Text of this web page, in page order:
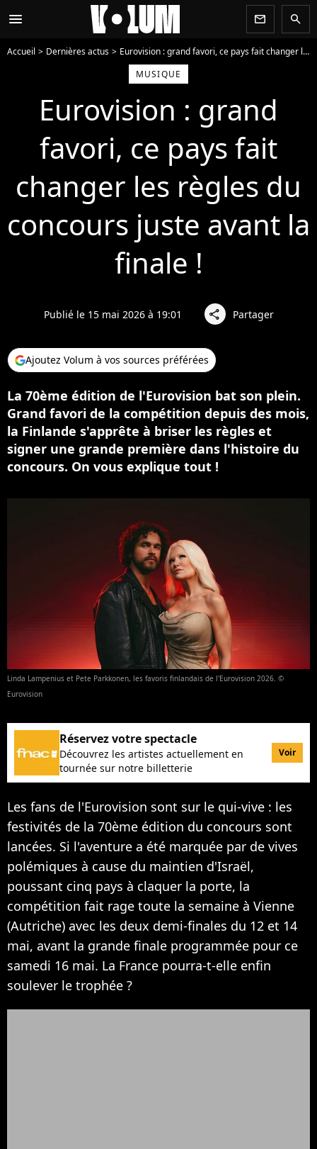
menu newsletter search
Accueil Dernières actus
Eurovision : grand favori, ce pays fait changer les règles du concours juste avant la finale !
MUSIQUE
Eurovision : grand
favori, ce pays fait
changer les règles du
concours juste avant la
finale !
Publié le 15 mai 2026 à 19:01 share Partager
Ajoutez Volum à vos sources préférées
La 70ème édition de l'Eurovision bat son plein.
Grand favori de la compétition depuis des mois,
la Finlande s'apprête à briser les règles et
signer une grande première dans l'histoire du
concours. On vous explique tout !
Linda Lampenius et Pete Parkkonen, les favoris finlandais de l'Eurovision 2026. ©
Eurovision
Réservez votre spectacle
Découvrez les artistes actuellement en
tournée sur notre billetterie
Voir
Les fans de l'Eurovision sont sur le qui-vive : les
festivités de la 70ème édition du concours sont
lancées. Si l'aventure a été marquée par de vives
polémiques à cause du maintien d'Israël,
poussant cinq pays à claquer la porte, la
compétition fait rage toute la semaine à Vienne
(Autriche) avec les deux demi-finales du 12 et 14
mai, avant la grande finale programmée pour ce
samedi 16 mai. La France pourra-t-elle enfin
soulever le trophée ?